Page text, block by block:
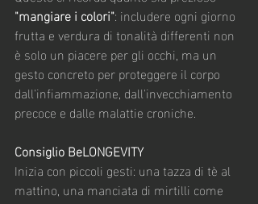
"mangiare i colori": includere ogni giorno
frutta e verdura di tonalità differenti non
è solo un piacere per gli occhi, ma un
gesto concreto per proteggere il corpo
dall'infiammazione, dall'invecchiamento
precoce e dalle malattie croniche.
Consiglio BeLONGEVITY
Inizia con piccoli gesti: una tazza di tè al
mattino, una manciata di mirtilli come